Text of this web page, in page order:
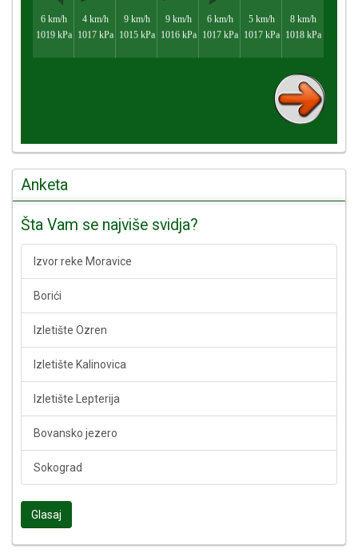
Anketa
Šta Vam se najviše svidja?
Izvor reke Moravice
Borići
Izletište Ozren
Izletište Kalinovica
Izletište Lepterija
Bovansko jezero
Sokograd
Glasaj